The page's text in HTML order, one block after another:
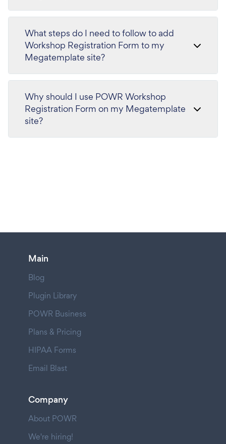
What steps do I need to follow to add
Workshop Registration Form to my
Megatemplate site?
Why should I use POWR Workshop
Registration Form on my Megatemplate
site?
Main
Blog
Plugin Library
POWR Business
Plans & Pricing
HIPAA Forms
Email Blast
Company
About POWR
We're hiring!